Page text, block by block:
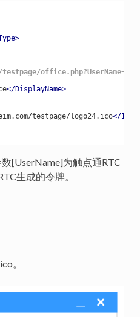
>
</DisplayName>
testpage/logo24.ico</
[UserName]为触点通RTC
生成的令牌。
。